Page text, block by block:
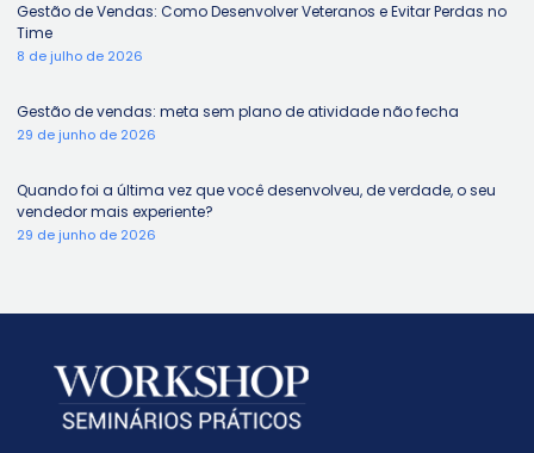
Gestão de Vendas: Como Desenvolver Veteranos e Evitar Perdas no
Time
8 de julho de 2026
Gestão de vendas: meta sem plano de atividade não fecha
29 de junho de 2026
Quando foi a última vez que você desenvolveu, de verdade, o seu
vendedor mais experiente?
29 de junho de 2026